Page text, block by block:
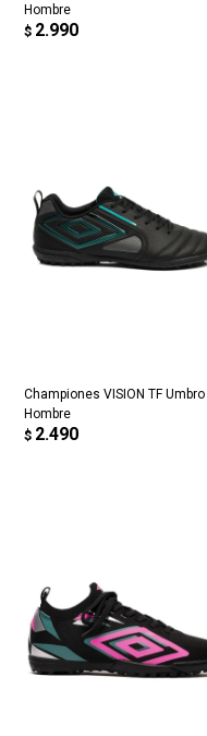
Hombre
$ 2.990
Championes VISION TF Umbro
Hombre
$ 2.490